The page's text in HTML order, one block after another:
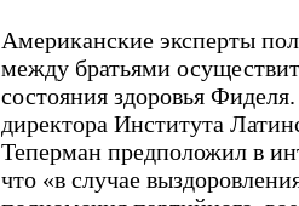
Американские эксперты
между братьями
состояния здоровья
директора Института
Теперман предположил в
что «в случае